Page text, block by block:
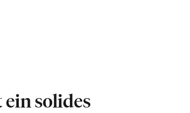
solides